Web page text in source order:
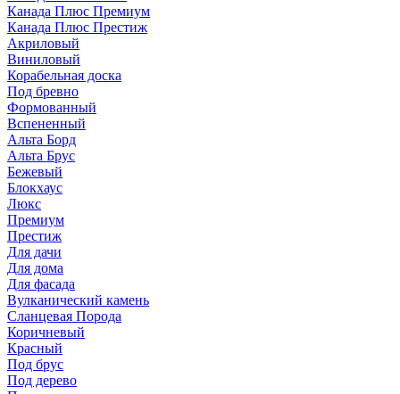
Канада Плюс Премиум
Канада Плюс Престиж
Акриловый
Виниловый
Корабельная доска
Под бревно
Формованный
Вспененный
Альта Борд
Альта Брус
Бежевый
Блокхаус
Люкс
Премиум
Престиж
Для дачи
Для дома
Для фасада
Вулканический камень
Сланцевая Порода
Коричневый
Красный
Под брус
Под дерево